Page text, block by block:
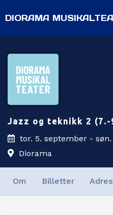
DIORAMA
Jazz og teknikk 2 (7.-
tor. 5. september -
Diorama
Om Billetter